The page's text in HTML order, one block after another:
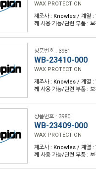
WAX PROTECTION
제조사 : Knowles / 계열 :
께 사용 가능/관련 부품 : 보
상품번호 : 3981
WB-23410-000
WAX PROTECTION
제조사 : Knowles / 계열 :
께 사용 가능/관련 부품 : 보
상품번호 : 3980
WB-23409-000
WAX PROTECTION
제조사 : Knowles / 계열 :
께 사용 가능/관련 부품 : 보